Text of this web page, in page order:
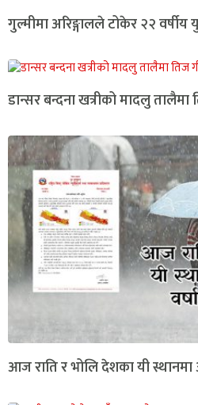
गुल्मीमा अरिङ्गालले टोकेर २२
डान्सर बन्दना खत्रीको मादलु
आज राति र भोलि देशका यी स्थानमा